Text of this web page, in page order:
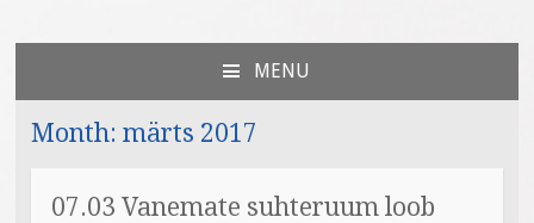
Väiksed Sammud
sünnitoetusega seotud veebileht
MENU
CONTENT
Month: märts 2017
07.03 Vanemate suhteruum loob